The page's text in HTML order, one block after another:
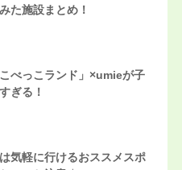
た施設まとめ！
べっこランド」×umieが子
ぎる！
気軽に行けるおススメスポ